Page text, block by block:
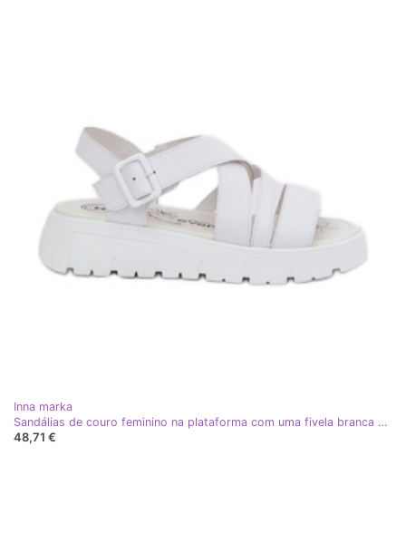
Inna marka
Sandálias de couro feminino na plataforma com uma fivela branca branco
48,71 €